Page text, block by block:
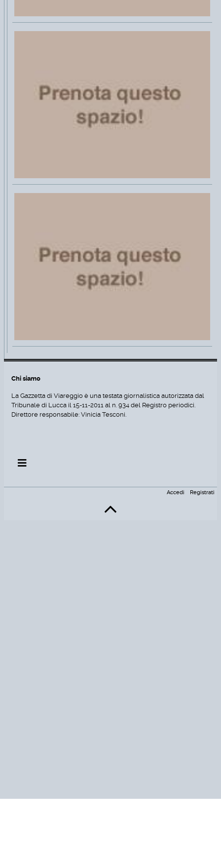
Chi siamo
La Gazzetta di Viareggio è una testata giornalistica autorizzata dal
Tribunale di Lucca il 15-11-2011 al n. 934 del Registro periodici.
Direttore responsabile: Vinicia Tesconi.
Accedi Registrati